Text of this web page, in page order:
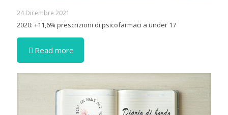
24 Dicembre 2021
2020: +11,6% prescrizioni di psicofarmaci a under 17
Read more